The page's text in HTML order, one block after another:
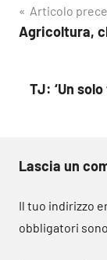
articoli
Articolo
Agricoltura,
TJ: ‘Un
Lascia un
Il tuo indirizzo
obbligatori